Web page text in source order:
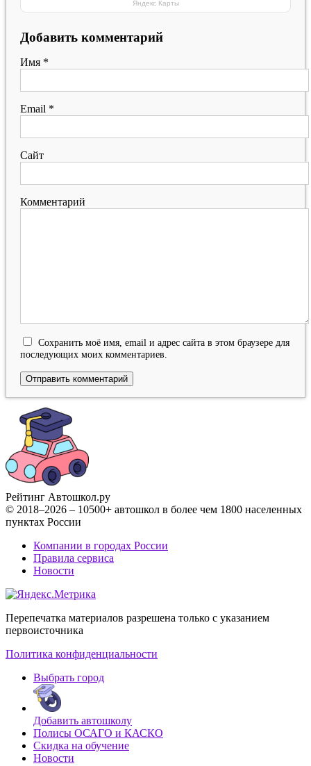
Яндекс Карты
Добавить комментарий
Имя *
Email *
Сайт
Комментарий
Сохранить моё имя, email и адрес сайта в этом браузере для
последующих моих комментариев.
Рейтинг Автошкол.ру
© 2018–2026 – 10500+ автошкол в более чем 1800 населенных
пунктах России
Компании в городах России
Правила сервиса
Новости
Перепечатка материалов разрешена только с указанием
первоисточника
Политика конфиденциальности
Выбрать город
Добавить автошколу
Полисы ОСАГО и КАСКО
Скидка на обучение
Новости